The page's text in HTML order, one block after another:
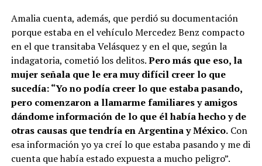
Amalia cuenta, además, que perdió su documentación
porque estaba en el vehículo Mercedez Benz compacto
en el que transitaba Velásquez y en el que, según la
indagatoria, cometió los delitos.Pero más que eso, la
mujer señala que le era muy difícil creer lo que
sucedía: “Yo no podía creer lo que estaba pasando,
pero comenzaron a llamarme familiares y amigos
dándome información de lo que él había hecho y de
otras causas que tendría en Argentina y México.Con
esa información yo ya creí lo que estaba pasando y me di
cuenta que había estado expuesta a mucho peligro”.